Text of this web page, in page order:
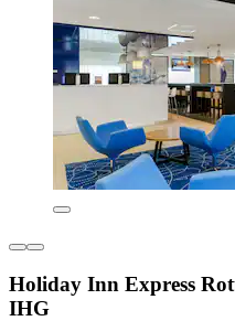
Holiday Inn Express
IHG